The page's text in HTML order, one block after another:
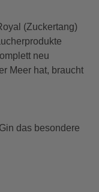
(Zuckertang)
neu
Meer hat, braucht
das besondere